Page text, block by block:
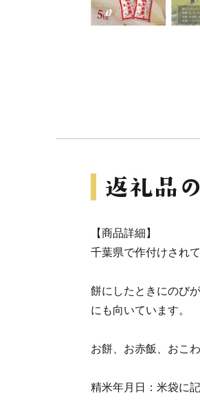
【商品詳細】
千葉県で作付けされ
餅にしたときにのび
にも向いています。
お餅、お赤飯、おこ
精米年月日：米袋に